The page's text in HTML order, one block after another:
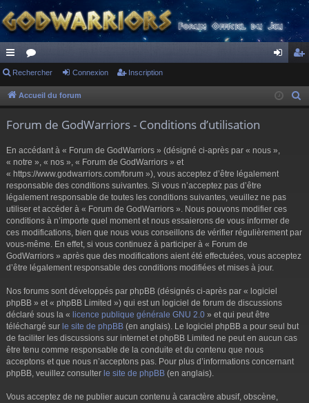
ac
co
s
or
u ne cri
Rechercher Connexion Inscription
Accueil du forum
Forum de GodWarriors - Conditions d’utilisation
En accédant à « Forum de GodWarriors » (désigné ci-après par « nous »,
« notre », « nos », « Forum de GodWarriors » et
« https://www.godwarriors.com/forum »), vous acceptez d’être légalement
responsable des conditions suivantes. Si vous n’acceptez pas d’être
légalement responsable de toutes les conditions suivantes, veuillez ne pas
utiliser et accéder à « Forum de GodWarriors ». Nous pouvons modifier ces
conditions à n’importe quel moment et nous essaierons de vous informer de
ces modifications, bien que nous vous conseillons de vérifier régulièrement par
vous-même. En effet, si vous continuez à participer à « Forum de
GodWarriors » après que des modifications aient été effectuées, vous acceptez
d’être légalement responsable des conditions modifiées et mises à jour.
Nos forums sont développés par phpBB (désignés ci-après par « logiciel
phpBB » et « phpBB Limited ») qui est un logiciel de forum de discussions
déclaré sous la « licence publique générale GNU 2.0 » et qui peut être
téléchargé sur le site de phpBB (en anglais). Le logiciel phpBB a pour seul but
de faciliter les discussions sur internet et phpBB Limited ne peut en aucun cas
être tenu comme responsable de la conduite et du contenu que nous
acceptons et que nous n’acceptons pas. Pour plus d’informations concernant
phpBB, veuillez consulter le site de phpBB (en anglais).
Vous acceptez de ne publier aucun contenu à caractère abusif, obscène,